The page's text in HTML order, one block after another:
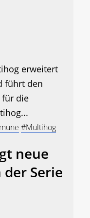
erweitert
führt den
für die
#Multihog
neue
Serie